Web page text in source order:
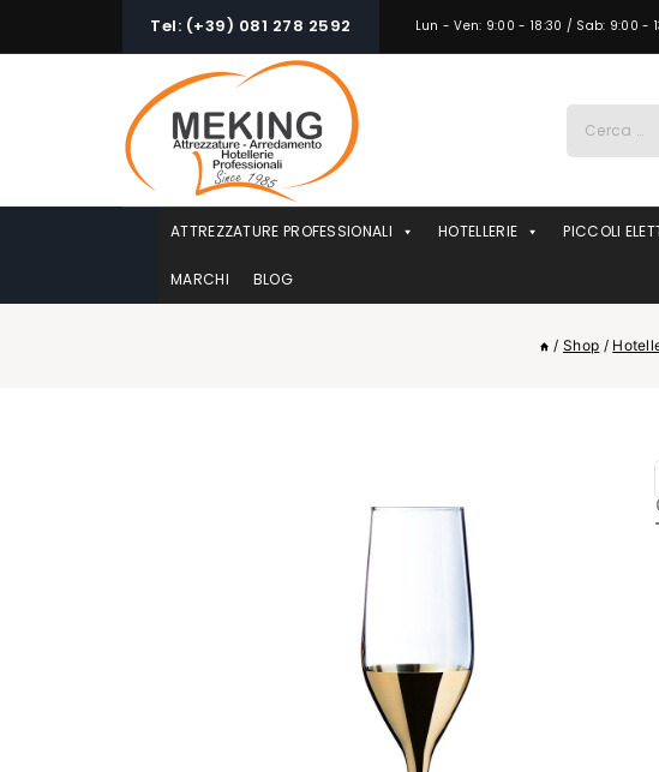
Tel: (+39) 081 278 2592 Lun - Ven: 9:00 - 18:30 / Sab: 9:00 -
per:
ATTREZZATURE PROFESSIONALI HOTELLERIE PICCOLI
MARCHI BLOG
/ Shop /